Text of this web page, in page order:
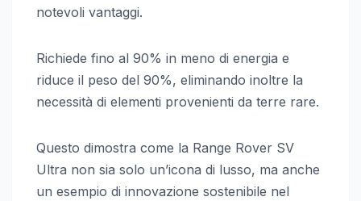
notevoli vantaggi.
Richiede fino al 90% in meno di energia e
riduce il peso del 90%, eliminando inoltre la
necessità di elementi provenienti da terre rare.
Questo dimostra come la Range Rover SV
Ultra non sia solo un’icona di lusso, ma anche
un esempio di innovazione sostenibile nel